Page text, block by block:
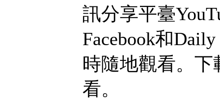
訊分享平臺
Facebook和
時隨地觀看。
看。